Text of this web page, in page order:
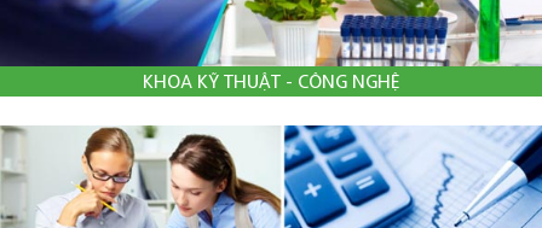
KHOA KỸ THUẬT - CÔNG NGHỆ